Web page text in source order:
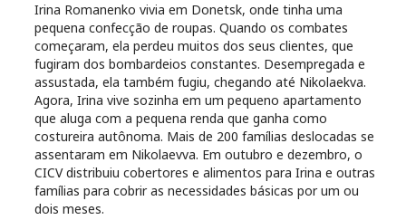
Irina Romanenko vivia em Donetsk, onde tinha uma
pequena confecção de roupas. Quando os combates
começaram, ela perdeu muitos dos seus clientes, que
fugiram dos bombardeios constantes. Desempregada e
assustada, ela também fugiu, chegando até Nikolaekva.
Agora, Irina vive sozinha em um pequeno apartamento
que aluga com a pequena renda que ganha como
costureira autônoma. Mais de 200 famílias deslocadas se
assentaram em Nikolaevva. Em outubro e dezembro, o
CICV distribuiu cobertores e alimentos para Irina e outras
famílias para cobrir as necessidades básicas por um ou
dois meses.